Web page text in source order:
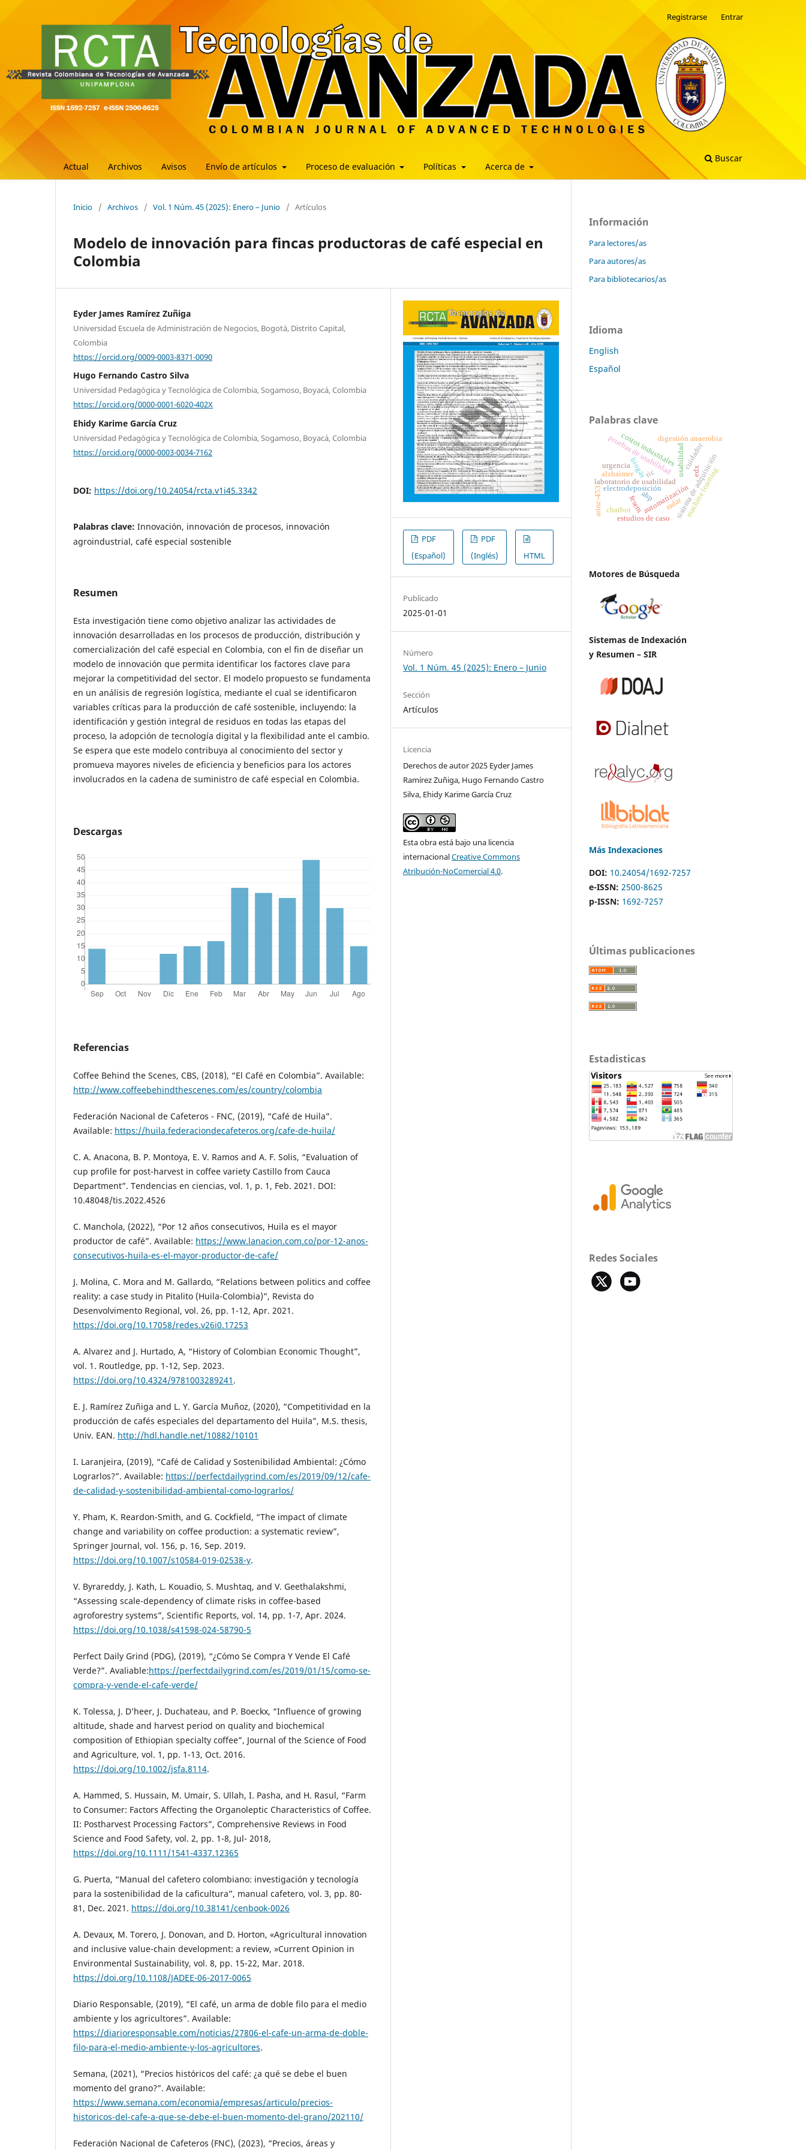
Actual Archivos Avisos Envío de artículos Proceso de evaluación Políticas Acerca de
Buscar
Registrarse Entrar
Inicio / Archivos / Vol. 1 Núm. 45 (2025): Enero – Junio / Artículos
Modelo de innovación para fincas productoras de café especial en
Colombia
Eyder James Ramírez Zuñiga
Universidad Escuela de Administración de Negocios, Bogotá, Distrito Capital,
Colombia
https://orcid.org/0009-0003-8371-0090
Hugo Fernando Castro Silva
Universidad Pedagógica y Tecnológica de Colombia, Sogamoso, Boyacá, Colombia
https://orcid.org/0000-0001-6020-402X
Ehidy Karime García Cruz
Universidad Pedagógica y Tecnológica de Colombia, Sogamoso, Boyacá, Colombia
https://orcid.org/0000-0003-0034-7162
DOI: https://doi.org/10.24054/rcta.v1i45.3342
Palabras clave: Innovación, innovación de procesos, innovación
agroindustrial, café especial sostenible
Resumen
Esta investigación tiene como objetivo analizar las actividades de
innovación desarrolladas en los procesos de producción, distribución y
comercialización del café especial en Colombia, con el fin de diseñar un
modelo de innovación que permita identificar los factores clave para
mejorar la competitividad del sector. El modelo propuesto se fundamenta
en un análisis de regresión logística, mediante el cual se identificaron
variables críticas para la producción de café sostenible, incluyendo: la
identificación y gestión integral de residuos en todas las etapas del
proceso, la adopción de tecnología digital y la flexibilidad ante el cambio.
Se espera que este modelo contribuya al conocimiento del sector y
promueva mayores niveles de eficiencia y beneficios para los actores
involucrados en la cadena de suministro de café especial en Colombia.
Descargas
Referencias
Coffee Behind the Scenes, CBS, (2018), “El Café en Colombia”. Available:
http://www.coffeebehindthescenes.com/es/country/colombia
Federación Nacional de Cafeteros - FNC, (2019), “Café de Huila”.
Available: https://huila.federaciondecafeteros.org/cafe-de-huila/
C. A. Anacona, B. P. Montoya, E. V. Ramos and A. F. Solis, “Evaluation of
cup profile for post-harvest in coffee variety Castillo from Cauca
Department”. Tendencias en ciencias, vol. 1, p. 1, Feb. 2021. DOI:
10.48048/tis.2022.4526
C. Manchola, (2022), “Por 12 años consecutivos, Huila es el mayor
productor de café”. Available: https://www.lanacion.com.co/por-12-anos-
consecutivos-huila-es-el-mayor-productor-de-cafe/
J. Molina, C. Mora and M. Gallardo, “Relations between politics and coffee
reality: a case study in Pitalito (Huila-Colombia)”, Revista do
Desenvolvimento Regional, vol. 26, pp. 1-12, Apr. 2021.
https://doi.org/10.17058/redes.v26i0.17253
A. Alvarez and J. Hurtado, A, “History of Colombian Economic Thought”,
vol. 1. Routledge, pp. 1-12, Sep. 2023.
https://doi.org/10.4324/9781003289241 .
E. J. Ramírez Zuñiga and L. Y. García Muñoz, (2020), “Competitividad en la
producción de cafés especiales del departamento del Huila”, M.S. thesis,
Univ. EAN. http://hdl.handle.net/10882/10101
I. Laranjeira, (2019), “Café de Calidad y Sostenibilidad Ambiental: ¿Cómo
Lograrlos?”. Available: https://perfectdailygrind.com/es/2019/09/12/cafe-
de-calidad-y-sostenibilidad-ambiental-como-lograrlos/
Y. Pham, K. Reardon-Smith, and G. Cockfield, “The impact of climate
change and variability on coffee production: a systematic review”,
Springer Journal, vol. 156, p. 16, Sep. 2019.
https://doi.org/10.1007/s10584-019-02538-y.
V. Byrareddy, J. Kath, L. Kouadio, S. Mushtaq, and V. Geethalakshmi,
“Assessing scale-dependency of climate risks in coffee-based
agroforestry systems”, Scientific Reports, vol. 14, pp. 1-7, Apr. 2024.
https://doi.org/10.1038/s41598-024-58790-5
Perfect Daily Grind (PDG), (2019), “¿Cómo Se Compra Y Vende El Café
Verde?”. Avaliable:https://perfectdailygrind.com/es/2019/01/15/como-se-
compra-y-vende-el-cafe-verde/
K. Tolessa, J. D’heer, J. Duchateau, and P. Boeckx, “Influence of growing
altitude, shade and harvest period on quality and biochemical
composition of Ethiopian specialty coffee”, Journal of the Science of Food
and Agriculture, vol. 1, pp. 1-13, Oct. 2016.
https://doi.org/10.1002/jsfa.8114.
A. Hammed, S. Hussain, M. Umair, S. Ullah, I. Pasha, and H. Rasul, “Farm
to Consumer: Factors Affecting the Organoleptic Characteristics of Coffee.
II: Postharvest Processing Factors”, Comprehensive Reviews in Food
Science and Food Safety, vol. 2, pp. 1-8, Jul- 2018,
https://doi.org/10.1111/1541-4337.12365
G. Puerta, “Manual del cafetero colombiano: investigación y tecnología
para la sostenibilidad de la caficultura”, manual cafetero, vol. 3, pp. 80-
81, Dec. 2021. https://doi.org/10.38141/cenbook-0026
A. Devaux, M. Torero, J. Donovan, and D. Horton, «Agricultural innovation
and inclusive value-chain development: a review, »Current Opinion in
Environmental Sustainability, vol. 8, pp. 15-22, Mar. 2018.
https://doi.org/10.1108/JADEE-06-2017-0065
Diario Responsable, (2019), “El café, un arma de doble filo para el medio
ambiente y los agricultores”. Available:
https://diarioresponsable.com/noticias/27806-el-cafe-un-arma-de-doble-
filo-para-el-medio-ambiente-y-los-agricultores.
Semana, (2021), “Precios históricos del café: ¿a qué se debe el buen
momento del grano?”. Available:
https://www.semana.com/economia/empresas/articulo/precios-
historicos-del-cafe-a-que-se-debe-el-buen-momento-del-grano/202110/
Federación Nacional de Cafeteros (FNC), (2023), “Precios, áreas y
PDF
(Español)
PDF
(Inglés)
HTML
Publicado
2025-01-01
Número
Vol. 1 Núm. 45 (2025): Enero – Junio
Sección
Artículos
Licencia
Derechos de autor 2025 Eyder James
Ramírez Zuñiga, Hugo Fernando Castro
Silva, Ehidy Karime García Cruz
Esta obra está bajo una licencia
internacionalCreative Commons
Atribución-NoComercial 4.0.
Información
Para lectores/as
Para autores/as
Para bibliotecarios/as
Idioma
English
Español
Palabras clave
laboratorio de usabilidad
pruebas de usabilidadusabilidad
sistema de adquisición
digestión anaerobia
automatización
biogás machine learning
abp
estudios de caso
costos industriales
electrodeposición
fesem
edx
chatbot
alzhaimer
cuidador
urgencia
tic
radar
arinc-453
Motores de Búsqueda
Sistemas de Indexación
y Resumen – SIR
Más Indexaciones
DOI: 10.24054/1692-7257
e-ISSN: 2500-8625
p-ISSN: 1692-7257
Últimas publicaciones
Estadisticas
Redes Sociales